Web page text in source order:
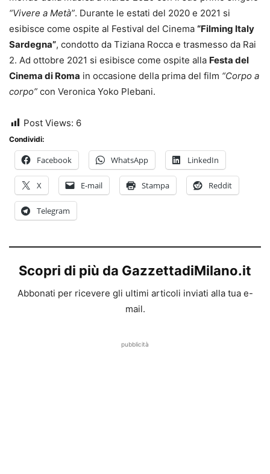
“Vivere a Metà”. Durante le estati del 2020 e 2021 si
esibisce come ospite al Festival del Cinema “Filming Italy
Sardegna”, condotto da Tiziana Rocca e trasmesso da Rai
2. Ad ottobre 2021 si esibisce come ospite alla Festa del
Cinema di Roma in occasione della prima del film “Corpo a
corpo” con Veronica Yoko Plebani.
Post Views: 6
Condividi:
Facebook WhatsApp LinkedIn
X E-mail Stampa Reddit
Telegram
Scopri di più da GazzettadiMilano.it
Abbonati per ricevere gli ultimi articoli inviati alla tua e-
mail.
pubblicità